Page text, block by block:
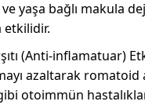
yaşa bağlı makula
etkilidir.
(Anti-inflamatuar)
azaltarak
otoimmün